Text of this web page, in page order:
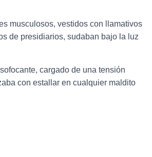
musculosos, vestidos con llamativos
de presidiarios, sudaban bajo la luz
cargado de una tensión
con estallar en cualquier maldito